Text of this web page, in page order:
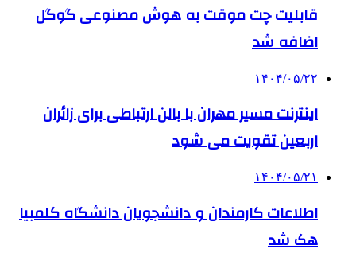
قابلیت چت موقت به هوش مصنوعی گوگل
اضافه شد
۱۴۰۴/۰۵/۲۲
اینترنت مسیر مهران با بالن ارتباطی برای زائران
اربعین تقویت می شود
۱۴۰۴/۰۵/۲۱
اطلاعات کارمندان و دانشجویان دانشگاه کلمبیا
هک شد